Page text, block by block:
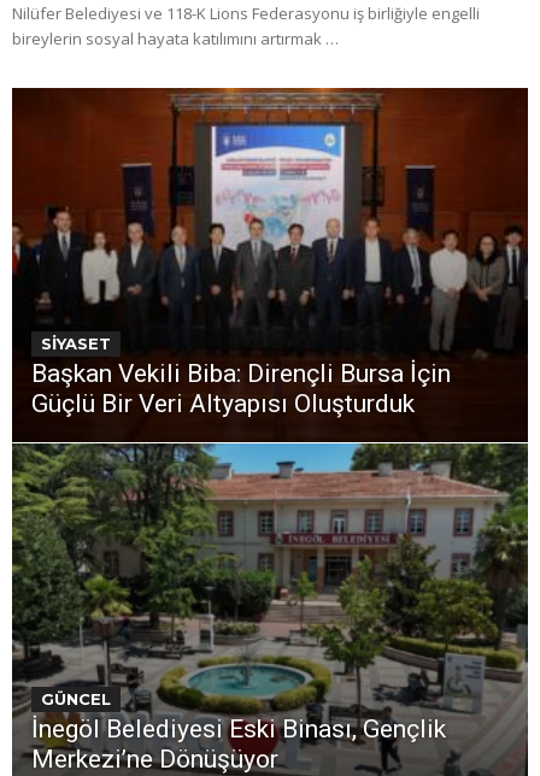
Nilüfer Belediyesi ve 118-K Lions Federasyonu iş birliğiyle engelli
bireylerin sosyal hayata katılımını artırmak …
SİYASET
Başkan Vekili Biba: Dirençli Bursa İçin
Güçlü Bir Veri Altyapısı Oluşturduk
GÜNCEL
İnegöl Belediyesi Eski Binası, Gençlik
Merkezi’ne Dönüşüyor